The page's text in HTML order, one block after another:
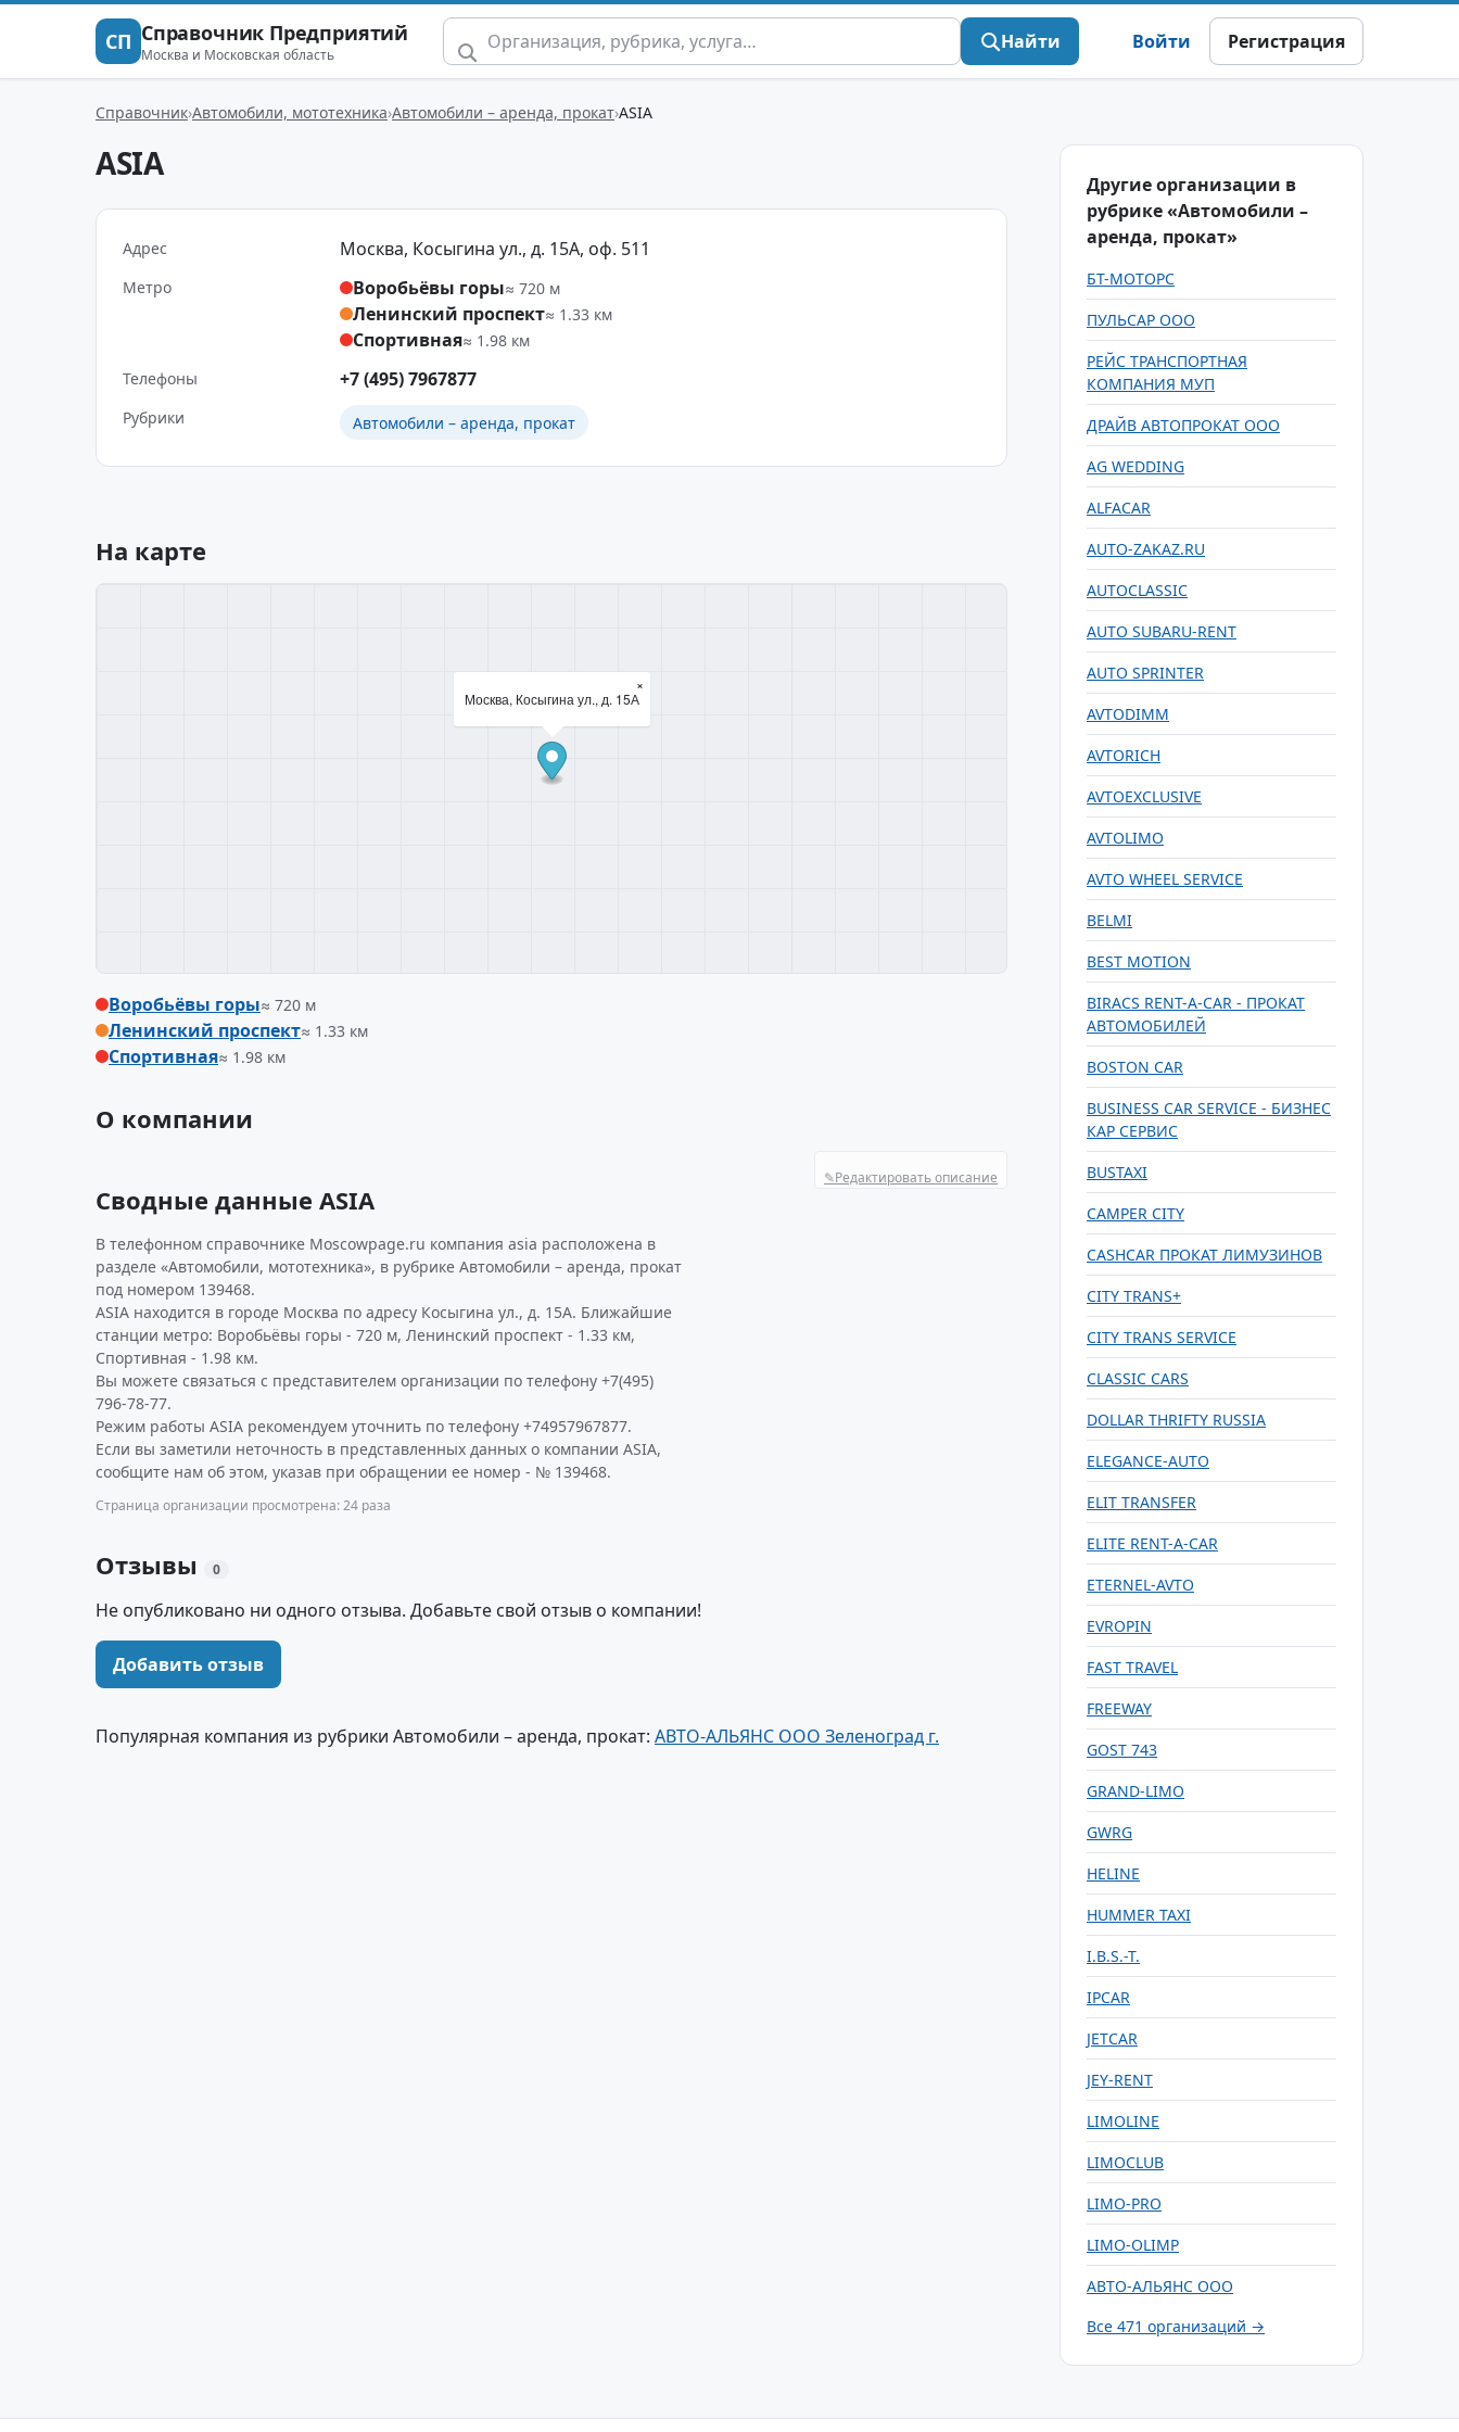
СП Справочник Предприятий
Москва и Московская область
Найти Войти Регистрация
Справочник Автомобили, мототехника Автомобили – аренда, прокат ASIA
ASIA
Адрес Москва, Косыгина ул., д. 15А, оф. 511
Метро Воробьёвы горы≈ 720 м
Ленинский проспект≈ 1.33 км
Спортивная≈ 1.98 км
Телефоны
+7 (495) 7967877
Рубрики Автомобили – аренда, прокат
На карте
Москва, Косыгина ул., д. 15А
×
Воробьёвы горы≈ 720 м
Ленинский проспект≈ 1.33 км
Спортивная≈ 1.98 км
О компании
✎Редактировать описание
Сводные данные ASIA
В телефонном справочнике Moscowpage.ru компания asia расположена в
разделе «Автомобили, мототехника», в рубрике Автомобили – аренда, прокат
под номером 139468.
ASIA находится в городе Москва по адресу Косыгина ул., д. 15А. Ближайшие
станции метро: Воробьёвы горы - 720 м, Ленинский проспект - 1.33 км,
Спортивная - 1.98 км.
Вы можете связаться с представителем организации по телефону +7(495)
796-78-77.
Режим работы ASIA рекомендуем уточнить по телефону +74957967877.
Если вы заметили неточность в представленных данных о компании ASIA,
сообщите нам об этом, указав при обращении ее номер - № 139468.
Страница организации просмотрена: 24 раза
Отзывы 0
Не опубликовано ни одного отзыва. Добавьте свой отзыв о компании!
Добавить отзыв
Популярная компания из рубрики Автомобили – аренда, прокат: АВТО-АЛЬЯНС ООО Зеленоград г.
Другие организации в
рубрике «Автомобили –
аренда, прокат»
БТ-МОТОРС
ПУЛЬСАР ООО
РЕЙС ТРАНСПОРТНАЯ
КОМПАНИЯ МУП
ДРАЙВ АВТОПРОКАТ ООО
AG WEDDING
ALFACAR
AUTO-ZAKAZ.RU
AUTOCLASSIC
AUTO SUBARU-RENT
AUTO SPRINTER
AVTODIMM
AVTORICH
AVTOEXCLUSIVE
AVTOLIMO
AVTO WHEEL SERVICE
BELMI
BEST MOTION
BIRACS RENT-A-CAR - ПРОКАТ
АВТОМОБИЛЕЙ
BOSTON CAR
BUSINESS CAR SERVICE - БИЗНЕС
КАР СЕРВИС
BUSTAXI
CAMPER CITY
CASHCAR ПРОКАТ ЛИМУЗИНОВ
CITY TRANS+
CITY TRANS SERVICE
CLASSIC CARS
DOLLAR THRIFTY RUSSIA
ELEGANCE-AUTO
ELIT TRANSFER
ELITE RENT-A-CAR
ETERNEL-AVTO
EVROPIN
FAST TRAVEL
FREEWAY
GOST 743
GRAND-LIMO
GWRG
HELINE
HUMMER TAXI
I.B.S.-T.
IPCAR
JETCAR
JEY-RENT
LIMOLINE
LIMOCLUB
LIMO-PRO
LIMO-OLIMP
АВТО-АЛЬЯНС ООО
Все 471 организаций →